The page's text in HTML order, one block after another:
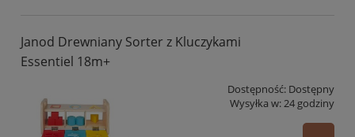
Janod Drewniany Sorter z Kluczykami
Essentiel 18m+
Dostępność: Dostępny
Wysyłka w:24 godziny